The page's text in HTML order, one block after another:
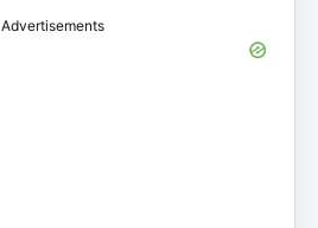
Advertisements